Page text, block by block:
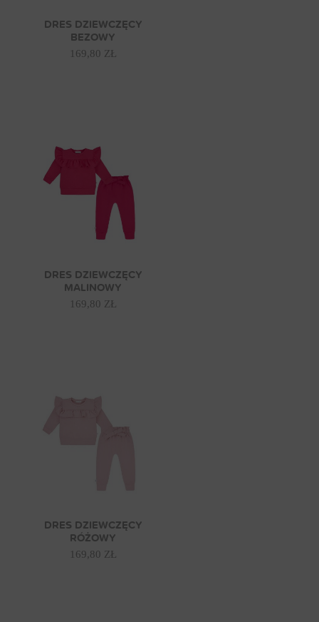
DRES DZIEWCZĘCY
BEZOWY
169,80 ZŁ
DRES DZIEWCZĘCY
MALINOWY
169,80 ZŁ
DRES DZIEWCZĘCY
RÓŻOWY
169,80 ZŁ